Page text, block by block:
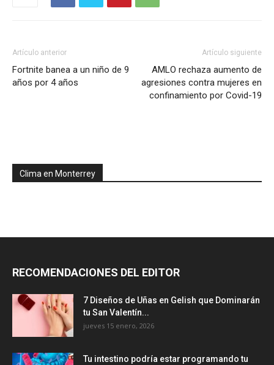
Artículo anterior
Fortnite banea a un niño de 9
años por 4 años
Artículo siguiente
AMLO rechaza aumento de
agresiones contra mujeres en
confinamiento por Covid-19
Clima en Monterrey
RECOMENDACIONES DEL EDITOR
7 Diseños de Uñas en Gelish que Dominarán
tu San Valentín...
jueves 15 enero, 2026
Tu intestino podría estar programando tu